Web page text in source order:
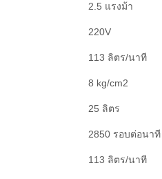
2.5 แรงม้า
220V
113 ลิตร/นาที
8 kg/cm2
25 ลิตร
2850 รอบต่อนาที
113 ลิตร/นาที